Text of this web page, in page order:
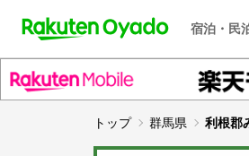
宿泊・民
トップ 群馬県 利根郡